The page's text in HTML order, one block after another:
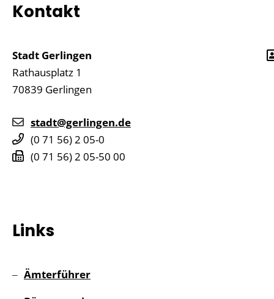
Kontakt
Stadt Gerlingen
Rathausplatz 1
70839 Gerlingen
stadt@gerlingen.de
(0 71 56) 2 05-0
(0 71 56) 2 05-50 00
Links
Ämterführer